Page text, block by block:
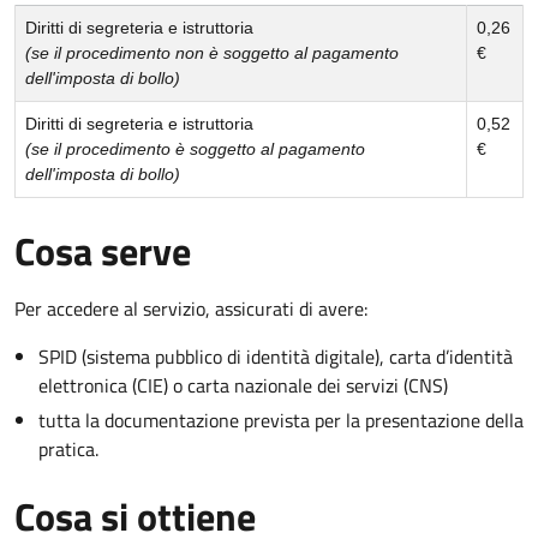
Diritti di segreteria e istruttoria
(se il procedimento non è soggetto al pagamento
dell'imposta di bollo)
0,26
€
Diritti di segreteria e istruttoria
(se il procedimento è soggetto al pagamento
dell'imposta di bollo)
0,52
€
Cosa serve
Per accedere al servizio, assicurati di avere:
SPID (sistema pubblico di identità digitale), carta d’identità
elettronica (CIE) o carta nazionale dei servizi (CNS)
tutta la documentazione prevista per la presentazione della
pratica.
Cosa si ottiene